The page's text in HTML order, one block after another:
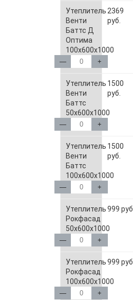
Утеплитель
Венти
Баттс Д
Оптима
100х600х1000
— +
2369
руб.
Утеплитель
Венти
Баттс
50х600х1000
— +
1500
руб.
Утеплитель
Венти
Баттс
100х600х1000
— +
1500
руб.
Утеплитель
Рокфасад
50х600х1000
— +
999 руб.
Утеплитель
Рокфасад
100х600х1000
— +
999 руб.